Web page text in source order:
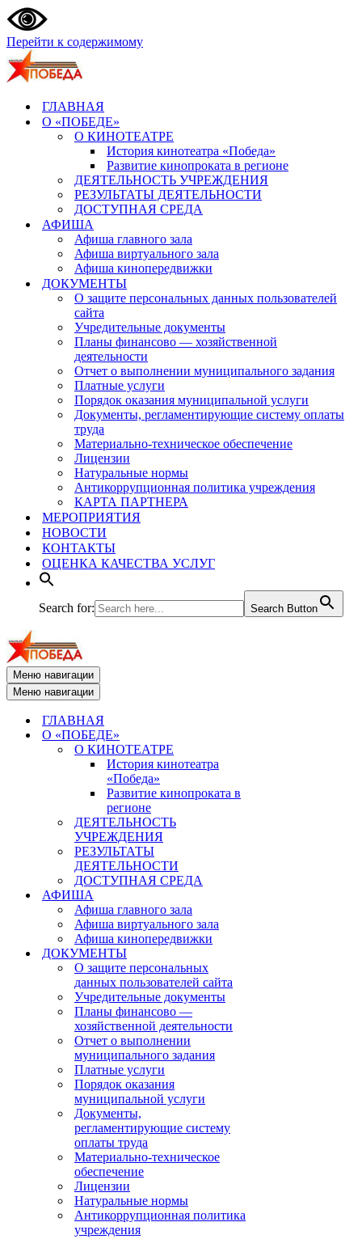
Перейти к содержимому
ГЛАВНАЯ
О «ПОБЕДЕ»
О КИНОТЕАТРЕ
История кинотеатра «Победа»
Развитие кинопроката в регионе
ДЕЯТЕЛЬНОСТЬ УЧРЕЖДЕНИЯ
РЕЗУЛЬТАТЫ ДЕЯТЕЛЬНОСТИ
ДОСТУПНАЯ СРЕДА
АФИША
Афиша главного зала
Афиша виртуального зала
Афиша кинопередвижки
ДОКУМЕНТЫ
О защите персональных данных пользователей
сайта
Учредительные документы
Планы финансово — хозяйственной
деятельности
Отчет о выполнении муниципального задания
Платные услуги
Порядок оказания муниципальной услуги
Документы, регламентирующие систему оплаты
труда
Материально-техническое обеспечение
Лицензии
Натуральные нормы
Антикоррупционная политика учреждения
КАРТА ПАРТНЕРА
МЕРОПРИЯТИЯ
НОВОСТИ
КОНТАКТЫ
ОЦЕНКА КАЧЕСТВА УСЛУГ
Search for: Search Button
Меню навигации
Меню навигации
ГЛАВНАЯ
О «ПОБЕДЕ»
О КИНОТЕАТРЕ
История кинотеатра
«Победа»
Развитие кинопроката в
регионе
ДЕЯТЕЛЬНОСТЬ
УЧРЕЖДЕНИЯ
РЕЗУЛЬТАТЫ
ДЕЯТЕЛЬНОСТИ
ДОСТУПНАЯ СРЕДА
АФИША
Афиша главного зала
Афиша виртуального зала
Афиша кинопередвижки
ДОКУМЕНТЫ
О защите персональных
данных пользователей сайта
Учредительные документы
Планы финансово —
хозяйственной деятельности
Отчет о выполнении
муниципального задания
Платные услуги
Порядок оказания
муниципальной услуги
Документы,
регламентирующие систему
оплаты труда
Материально-техническое
обеспечение
Лицензии
Натуральные нормы
Антикоррупционная политика
учреждения